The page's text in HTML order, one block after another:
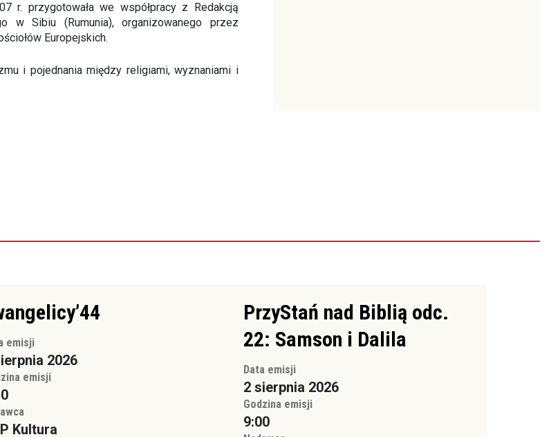
r. przygotowała we współpracy z Redakcją
w Sibiu (Rumunia), organizowanego przez
Europejskich.
i pojednania między religiami, wyznaniami i
emisji
2026
emisji
Kultura
PrzyStań nad Biblią odc.
22: Samson i Dalila
Data emisji
2 sierpnia 2026
Godzina emisji
9:00